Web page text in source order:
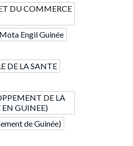
DU COMMERCE
Mota Engil Guinée
DE LA SANTE
DE LA
GUINEE)
de Guinée)